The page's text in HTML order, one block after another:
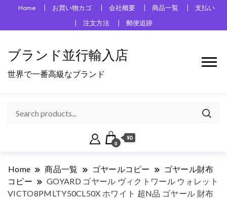
Home お買い物カゴ 会社概要 商品一覧
支払い
注文方法
郵便追跡
ブランド並行輸入店
世界で一番高級なブランド
0
¥0
Home 商品一覧 ゴヤールコピー
ゴヤール財布
コピー
GOYARD ゴヤール ヴィクトワール ウォレット
VICTO8PMLTY50CL50X ホワイト 超N品 ゴヤール 財布